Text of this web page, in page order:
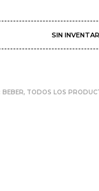
SIN
BEBER, TODOS LOS